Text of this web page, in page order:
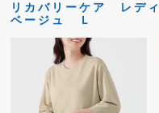
リカバリーケア レデ
ベージュ Ｌ